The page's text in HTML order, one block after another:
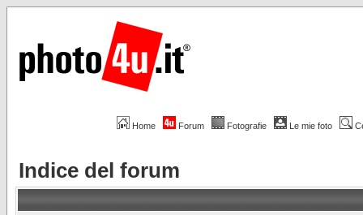
Home Forum Fotografie Le mie foto
Indice del forum